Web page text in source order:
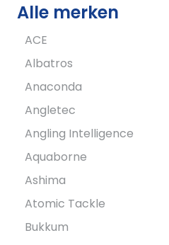
Alle merken
ACE
Albatros
Anaconda
Angletec
Angling Intelligence
Aquaborne
Ashima
Atomic Tackle
Bukkum